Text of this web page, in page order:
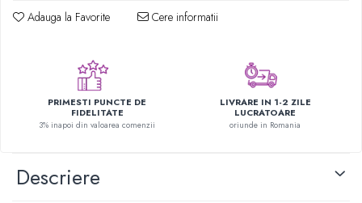
Jucarii Montessori
Jucarii cu alfabet
Jucarii cu cifre
Seturi Numberblocks
Puzzle-uri
Adauga la Favorite Cere informatii
PRIMESTI PUNCTE DE
FIDELITATE
3% inapoi din valoarea comenzii
LIVRARE IN 1-2 ZILE
LUCRATOARE
oriunde in Romania
Descriere